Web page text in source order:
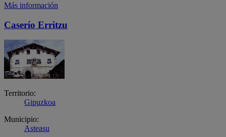
Más información
Caserío Erritzu
Territorio:
Gipuzkoa
Municipio:
Asteasu